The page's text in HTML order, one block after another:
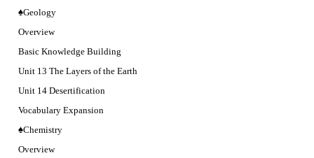
♠Geology
Overview
Basic Knowledge Building
Unit 13 The Layers of the Earth
Unit 14 Desertification
Vocabulary Expansion
♠Chemistry
Overview